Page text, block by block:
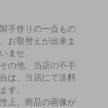
手作りの一点もの
お取替えが出来ま
ませ。
の他、当店の不手
は、当店にて送料
す。
上、商品の画像が